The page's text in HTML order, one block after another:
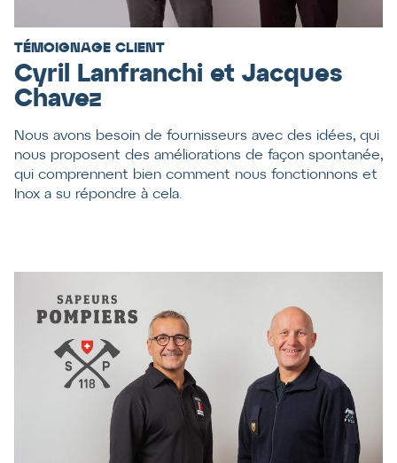
TÉMOIGNAGE CLIENT
Cyril Lanfranchi et Jacques
Chavez
Nous avons besoin de fournisseurs avec des idées, qui
nous proposent des améliorations de façon spontanée,
qui comprennent bien comment nous fonctionnons et
Inox a su répondre à cela.